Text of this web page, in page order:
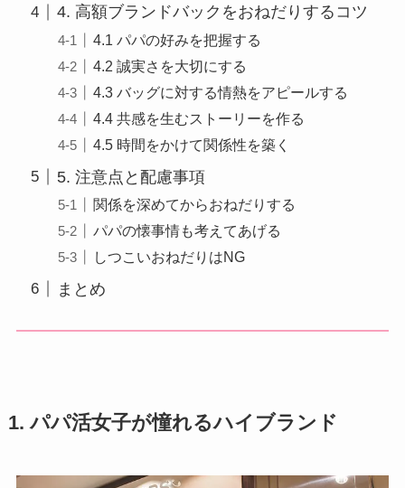
4. 高額ブランドバックをおねだりするコツ
4.1 パパの好みを把握する
4.2 誠実さを大切にする
4.3 バッグに対する情熱をアピールする
4.4 共感を生むストーリーを作る
4.5 時間をかけて関係性を築く
5. 注意点と配慮事項
関係を深めてからおねだりする
パパの懐事情も考えてあげる
しつこいおねだりはNG
まとめ
1. パパ活女子が憧れるハイブランド